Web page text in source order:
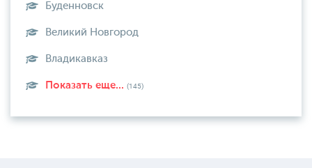
Буденновск
Великий Новгород
Владикавказ
Показать еще... (145)